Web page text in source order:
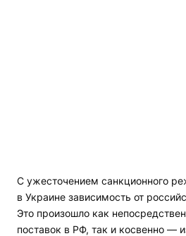
С ужесточением санкционного
в Украине зависимость от
Это произошло как
поставок в РФ, так и косвенно —